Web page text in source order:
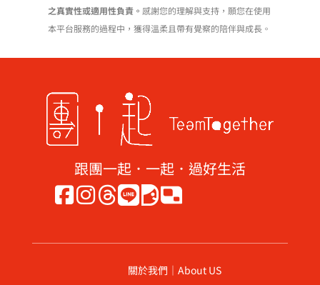
之真實性或適用性負責。 感謝您的理解與支持，願您在使用
本平台服務的過程中，獲得溫柔且帶有覺察的陪伴與成長。
跟團一起．一起．過好生活
關於我們｜About US